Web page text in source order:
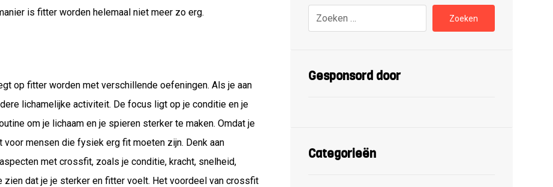
is fitter worden helemaal niet meer zo erg.
op fitter worden met verschillende oefeningen. Als je aan
lichamelijke activiteit. De focus ligt op je conditie en je
om je lichaam en je spieren sterker te maken. Omdat je
mensen die fysiek erg fit moeten zijn. Denk aan
met crossfit, zoals je conditie, kracht, snelheid,
zien dat je je sterker en fitter voelt. Het voordeel van crossfit
Zoeken
Gesponsord door
Categorieën